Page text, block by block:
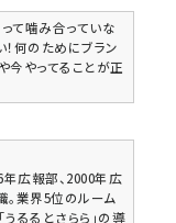
って噛み合っていな
何のためにブラン
今やってることが正
広報部、2000年広
業界5位のルーム
るるとさらら」の導